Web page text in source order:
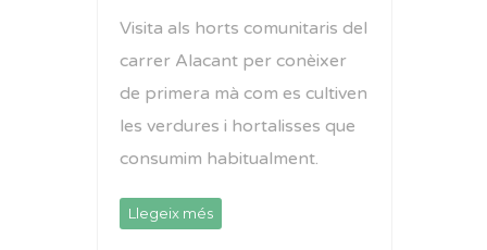
Visita als horts comunitaris del
carrer Alacant per conèixer
de primera mà com es cultiven
les verdures i hortalisses que
consumim habitualment.
Llegeix més